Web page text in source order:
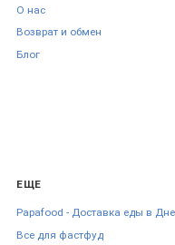
О нас
Возврат и обмен
Блог
ЕЩЕ
Papafood - Доставка еды в
Все для фастфуд